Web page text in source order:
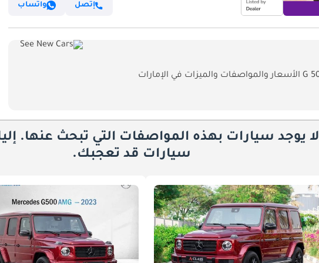
إتصل واتساب
لا يوجد سيارات بهذه المواصفات التي تبحث عنها.
سيارات قد تعجبك.